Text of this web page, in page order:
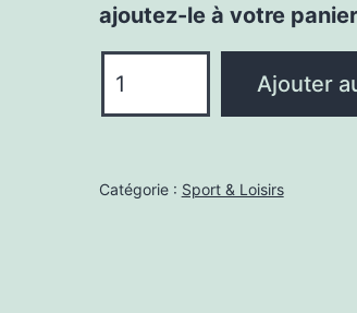
ajoutez-le à votre
de
Assiettes
Ajouter
Catégorie : Sport & Loisirs